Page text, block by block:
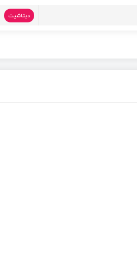
دیتاشیت